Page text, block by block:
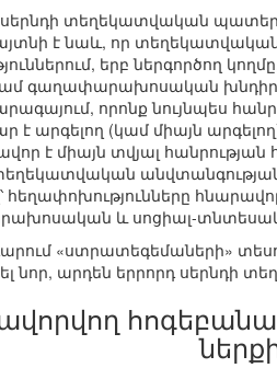
տեղեկատվական
է նաև, որ տեղեկատվական
երբ ներգործող
գաղափարախոսական
որոնք նույնպես
է արգելող (կամ միայն
է միայն տվյալ
հեղափոխությունները
և սոցիալ-
«ստրատեգեմաների»
նոր, արդեն երրորդ սերնդի